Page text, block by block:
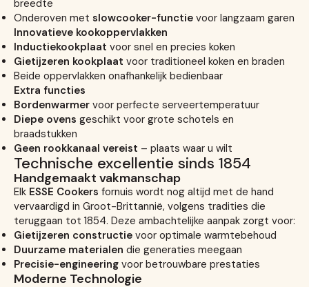
breedte
Onderoven met slowcooker-functie voor langzaam garen
Innovatieve kookoppervlakken
Inductiekookplaat voor snel en precies koken
Gietijzeren kookplaat voor traditioneel koken en braden
Beide oppervlakken onafhankelijk bedienbaar
Extra functies
Bordenwarmer voor perfecte serveertemperatuur
Diepe ovens geschikt voor grote schotels en
braadstukken
Geen rookkanaal vereist – plaats waar u wilt
Technische excellentie sinds 1854
Handgemaakt vakmanschap
Elk ESSE Cookers fornuis wordt nog altijd met de hand
vervaardigd in Groot-Brittannië, volgens tradities die
teruggaan tot 1854. Deze ambachtelijke aanpak zorgt voor:
Gietijzeren constructie voor optimale warmtebehoud
Duurzame materialen die generaties meegaan
Precisie-engineering voor betrouwbare prestaties
Moderne Technologie